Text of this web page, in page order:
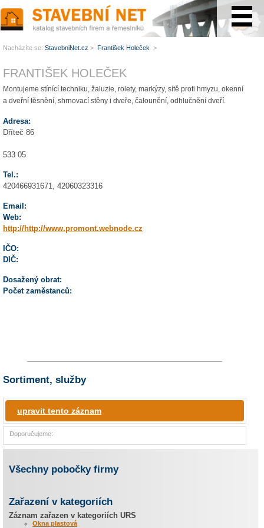
FRANTIŠEK HOLEČEK
Montujeme stínící techniku, žaluzie, rolety, markýzy, sítě proti hmyzu, okenní
a dveřní těsnění, shrnovací stěny i dveře, čalounění, odhlučnění dveří.
Adresa:
Dříteč 86
533 05
Tel.:
420466931671, 42060323316
Email:
Web:
http://http://www.promont.webnode.cz
IČO:
DIČ:
Dosažený obrat:
Počet zaměstanců:
Sortiment, služby
upravit tento záznam
Doporučujeme:
Všechny pobočky firmy
Zařazení v kategoriích
Záznam zařazen v kategoriích URS
Okna plastová
Nacházíte se: StavebniNet.cz > František Holeček >